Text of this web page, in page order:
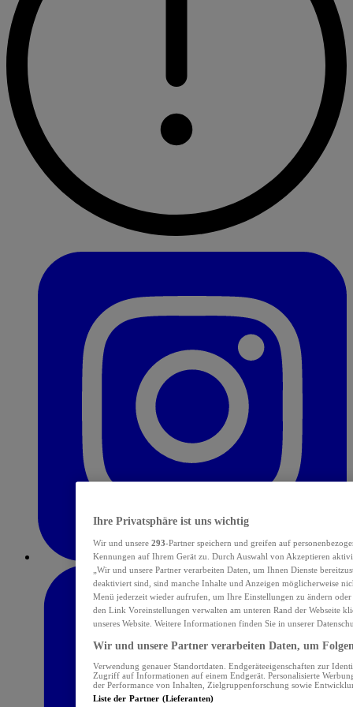
Ihre Privatsphäre ist uns wichtig
Wir und unsere 293-Partner speichern und greifen auf
Kennungen auf Ihrem Gerät zu. Durch Auswahl von Akzeptieren
„Wir und unsere Partner verarbeiten Daten, um Ihnen Dienste
deaktiviert sind, sind manche Inhalte und Anzeigen möglicherweise
Menü jederzeit wieder aufrufen, um Ihre Einstellungen zu ändern
den Link Voreinstellungen verwalten am unteren Rand der Webseite
unseres Website. Weitere Informationen finden Sie in unserer
Wir und unsere Partner verarbeiten Daten, um
Verwendung genauer Standortdaten. Endgeräteeigenschaften zur
Zugriff auf Informationen auf einem Endgerät. Personalisierte
der Performance von Inhalten, Zielgruppenforschung sowie
Liste der Partner (Lieferanten)